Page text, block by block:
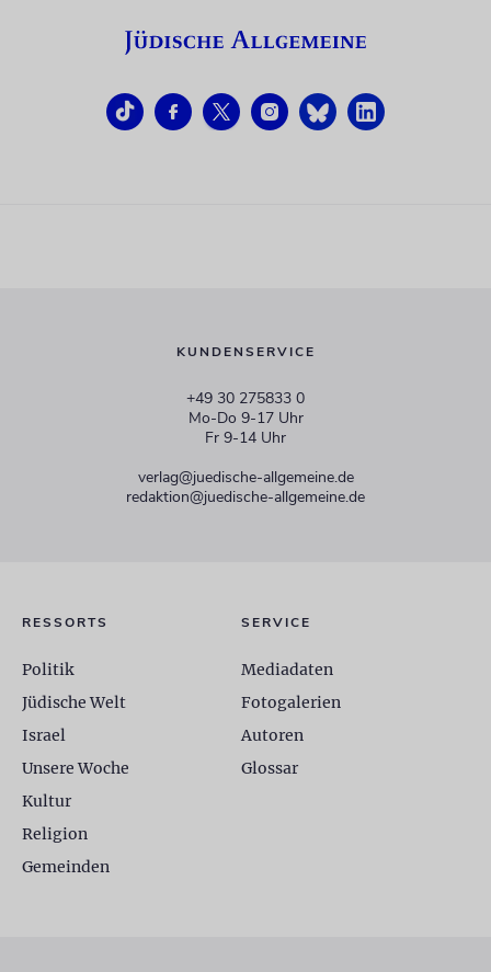
KUNDENSERVICE
+49 30 275833 0
Mo-Do 9-17 Uhr
Fr 9-14 Uhr
verlag@juedische-allgemeine.de
redaktion@juedische-allgemeine.de
RESSORTS
Politik
Jüdische Welt
Israel
Unsere Woche
Kultur
Religion
Gemeinden
SERVICE
Mediadaten
Fotogalerien
Autoren
Glossar